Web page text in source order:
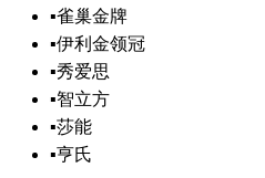
▪雀巢金牌
▪伊利金领冠
▪秀爱思
▪智立方
▪莎能
▪亨氏